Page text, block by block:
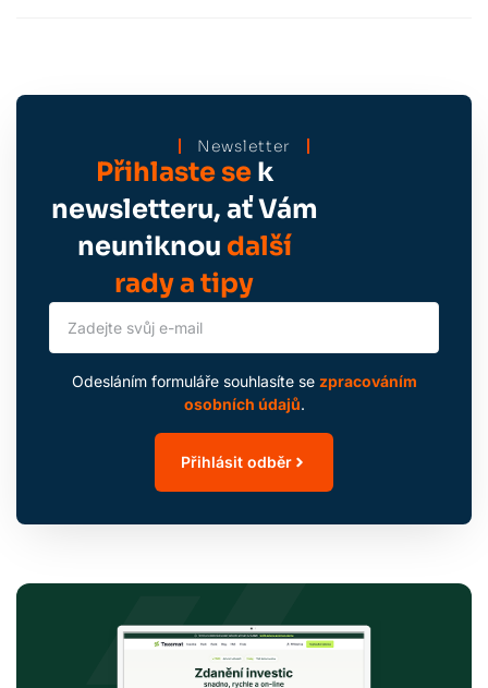
Newsletter
Přihlaste sek
newsletteru, ať Vám
neuniknou další
rady a tipy
Odesláním formuláře souhlasíte se zpracováním
osobních údajů.
Přihlásit odběr